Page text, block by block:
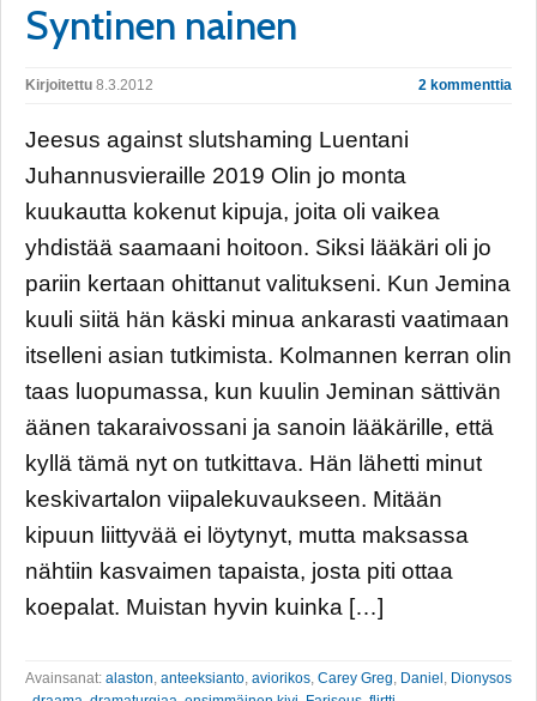
Syntinen nainen
Kirjoitettu 8.3.2012 2 kommenttia
Jeesus against slutshaming Luentani
Juhannusvieraille 2019 Olin jo monta
kuukautta kokenut kipuja, joita oli vaikea
yhdistää saamaani hoitoon. Siksi lääkäri oli jo
pariin kertaan ohittanut valitukseni. Kun Jemina
kuuli siitä hän käski minua ankarasti vaatimaan
itselleni asian tutkimista. Kolmannen kerran olin
taas luopumassa, kun kuulin Jeminan sättivän
äänen takaraivossani ja sanoin lääkärille, että
kyllä tämä nyt on tutkittava. Hän lähetti minut
keskivartalon viipalekuvaukseen. Mitään
kipuun liittyvää ei löytynyt, mutta maksassa
nähtiin kasvaimen tapaista, josta piti ottaa
koepalat. Muistan hyvin kuinka […]
Avainsanat: alaston anteeksianto aviorikos Carey Greg Daniel Dionysos